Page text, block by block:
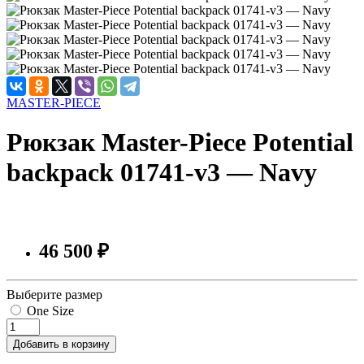
MASTER-PIECE
Рюкзак Master-Piece Potential
backpack 01741-v3 — Navy
46 500 ₽
Выберите размер
One Size
Добавить в корзину